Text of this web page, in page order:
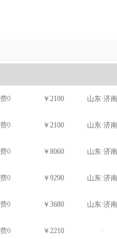
0 ￥2100 山东·济南
0 ￥2100 山东·济南
0 ￥8060 山东·济南
0 ￥9290 山东·济南
0 ￥3680 山东·济南
0 ￥2210 ·